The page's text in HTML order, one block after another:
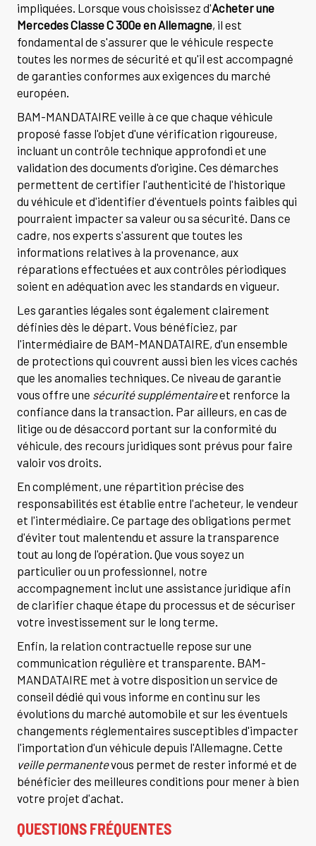
impliquées. Lorsque vous choisissez d'Acheter une
Mercedes Classe C 300e en Allemagne, il est
fondamental de s'assurer que le véhicule respecte
toutes les normes de sécurité et qu'il est accompagné
de garanties conformes aux exigences du marché
européen.
BAM-MANDATAIRE veille à ce que chaque véhicule
proposé fasse l'objet d'une vérification rigoureuse,
incluant un contrôle technique approfondi et une
validation des documents d'origine. Ces démarches
permettent de certifier l'authenticité de l'historique
du véhicule et d'identifier d'éventuels points faibles qui
pourraient impacter sa valeur ou sa sécurité. Dans ce
cadre, nos experts s'assurent que toutes les
informations relatives à la provenance, aux
réparations effectuées et aux contrôles périodiques
soient en adéquation avec les standards en vigueur.
Les garanties légales sont également clairement
définies dès le départ. Vous bénéficiez, par
l'intermédiaire de BAM-MANDATAIRE, d'un ensemble
de protections qui couvrent aussi bien les vices cachés
que les anomalies techniques. Ce niveau de garantie
vous offre une sécurité supplémentaireet renforce la
confiance dans la transaction. Par ailleurs, en cas de
litige ou de désaccord portant sur la conformité du
véhicule, des recours juridiques sont prévus pour faire
valoir vos droits.
En complément, une répartition précise des
responsabilités est établie entre l'acheteur, le vendeur
et l'intermédiaire. Ce partage des obligations permet
d'éviter tout malentendu et assure la transparence
tout au long de l'opération. Que vous soyez un
particulier ou un professionnel, notre
accompagnement inclut une assistance juridique afin
de clarifier chaque étape du processus et de sécuriser
votre investissement sur le long terme.
Enfin, la relation contractuelle repose sur une
communication régulière et transparente. BAM-
MANDATAIRE met à votre disposition un service de
conseil dédié qui vous informe en continu sur les
évolutions du marché automobile et sur les éventuels
changements réglementaires susceptibles d'impacter
l'importation d'un véhicule depuis l'Allemagne. Cette
veille permanentevous permet de rester informé et de
bénéficier des meilleures conditions pour mener à bien
votre projet d'achat.
QUESTIONS FRÉQUENTES